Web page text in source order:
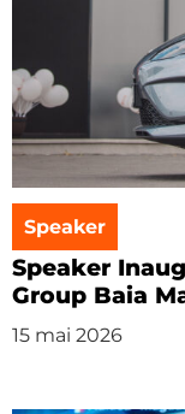
Speaker
Speaker
Group Baia
15 mai 2026